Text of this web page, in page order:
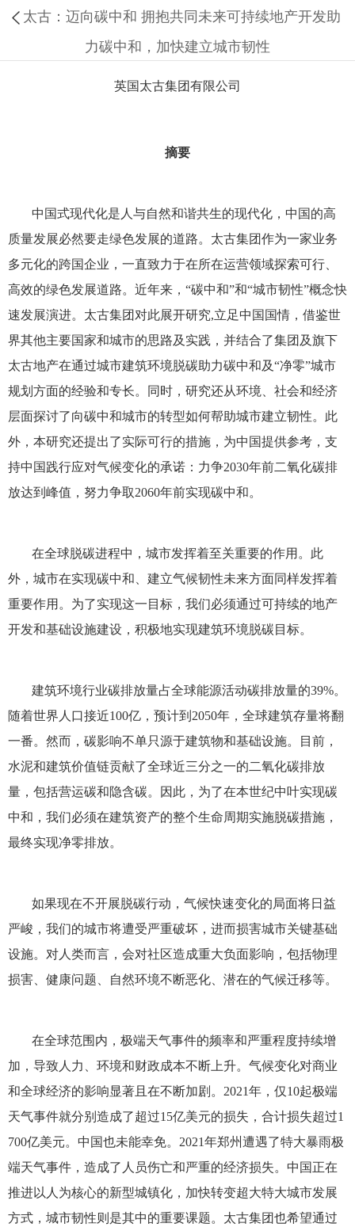
太古：迈向碳中和 拥抱共同未来可持续地产开发助
力碳中和，加快建立城市韧性
英国太古集团有限公司
摘要
中国式现代化是人与自然和谐共生的现代化，中国的高
质量发展必然要走绿色发展的道路。太古集团作为一家业务
多元化的跨国企业，一直致力于在所在运营领域探索可行、
高效的绿色发展道路。近年来，“碳中和”和“城市韧性”概念快
速发展演进。太古集团对此展开研究,立足中国国情，借鉴世
界其他主要国家和城市的思路及实践，并结合了集团及旗下
太古地产在通过城市建筑环境脱碳助力碳中和及“净零”城市
规划方面的经验和专长。同时，研究还从环境、社会和经济
层面探讨了向碳中和城市的转型如何帮助城市建立韧性。此
外，本研究还提出了实际可行的措施，为中国提供参考，支
持中国践行应对气候变化的承诺：力争2030年前二氧化碳排
放达到峰值，努力争取2060年前实现碳中和。
在全球脱碳进程中，城市发挥着至关重要的作用。此
外，城市在实现碳中和、建立气候韧性未来方面同样发挥着
重要作用。为了实现这一目标，我们必须通过可持续的地产
开发和基础设施建设，积极地实现建筑环境脱碳目标。
建筑环境行业碳排放量占全球能源活动碳排放量的39%。
随着世界人口接近100亿，预计到2050年，全球建筑存量将翻
一番。然而，碳影响不单只源于建筑物和基础设施。目前，
水泥和建筑价值链贡献了全球近三分之一的二氧化碳排放
量，包括营运碳和隐含碳。因此，为了在本世纪中叶实现碳
中和，我们必须在建筑资产的整个生命周期实施脱碳措施，
最终实现净零排放。
如果现在不开展脱碳行动，气候快速变化的局面将日益
严峻，我们的城市将遭受严重破坏，进而损害城市关键基础
设施。对人类而言，会对社区造成重大负面影响，包括物理
损害、健康问题、自然环境不断恶化、潜在的气候迁移等。
在全球范围内，极端天气事件的频率和严重程度持续增
加，导致人力、环境和财政成本不断上升。气候变化对商业
和全球经济的影响显著且在不断加剧。2021年，仅10起极端
天气事件就分别造成了超过15亿美元的损失，合计损失超过1
700亿美元。中国也未能幸免。2021年郑州遭遇了特大暴雨极
端天气事件，造成了人员伤亡和严重的经济损失。中国正在
推进以人为核心的新型城镇化，加快转变超大特大城市发展
方式，城市韧性则是其中的重要课题。太古集团也希望通过